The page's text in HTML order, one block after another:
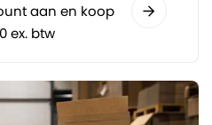
aan en koop
ex. btw